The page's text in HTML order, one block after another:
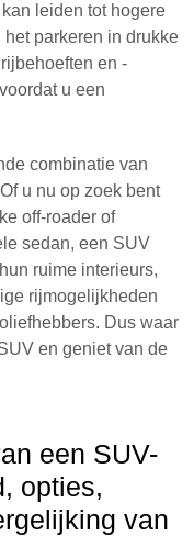
leiden tot hogere
parkeren in drukke
en -
u een
combinatie van
u nu op zoek bent
off-roader of
sedan, een SUV
ruime interieurs,
rijmogelijkheden
Dus waar
en geniet van de
een SUV-
opties,
van